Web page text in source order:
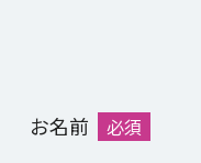
お名前 必須